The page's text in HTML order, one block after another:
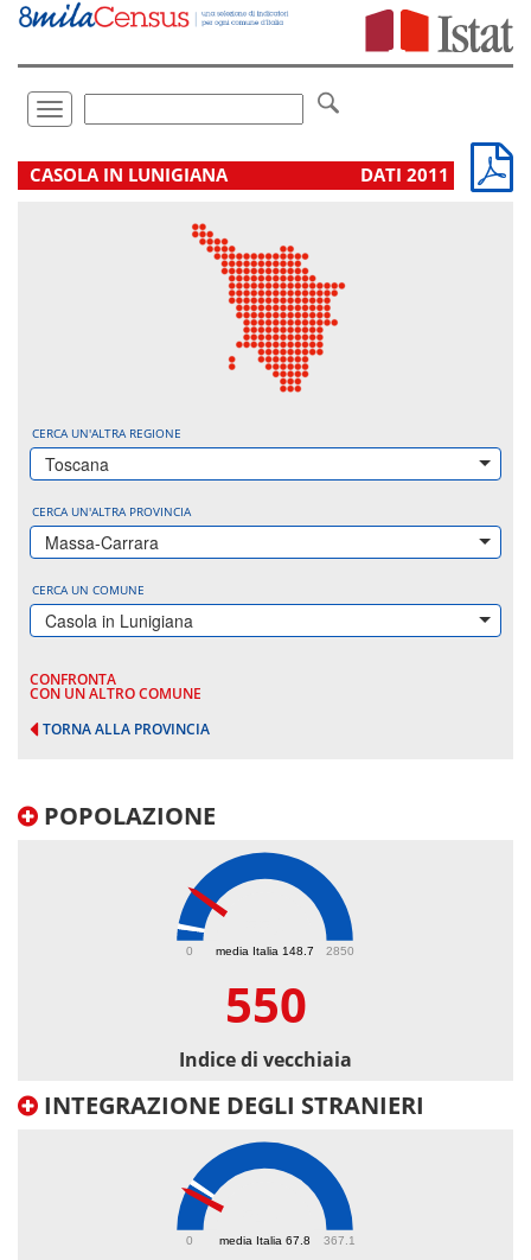
Vai
direttamente
Toggle
navigation
.
CASOLA IN LUNIGIANA DATI 2011
CERCA UN'ALTRA REGIONE
Toscana
CERCA UN'ALTRA PROVINCIA
Massa-Carrara
CERCA UN COMUNE
Casola in Lunigiana
CONFRONTA
CON UN ALTRO COMUNE
TORNA ALLA PROVINCIA
POPOLAZIONE
media Italia 148.7
0 2850
550
Indice di vecchiaia
INTEGRAZIONE DEGLI STRANIERI
media Italia 67.8
0 367.1